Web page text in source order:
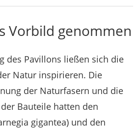
Vorbild genommen
des Pavillons ließen sich die
Natur inspirieren. Die
der Naturfasern und die
Bauteile hatten den
gigantea) und den